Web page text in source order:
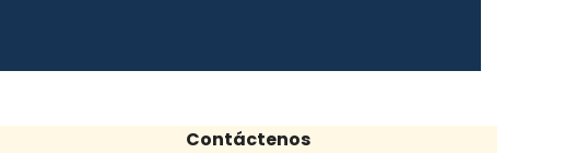
Contáctenos